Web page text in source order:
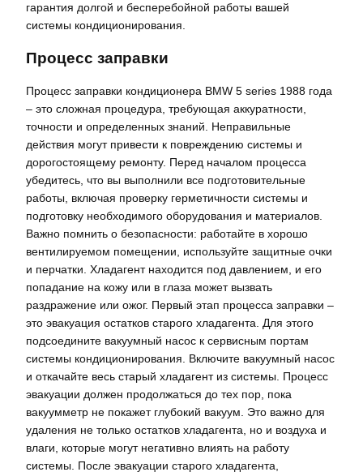
гарантия долгой и бесперебойной работы вашей
системы кондиционирования.
Процесс заправки
Процесс заправки кондиционера BMW 5 series 1988 года
– это сложная процедура, требующая аккуратности,
точности и определенных знаний. Неправильные
действия могут привести к повреждению системы и
дорогостоящему ремонту. Перед началом процесса
убедитесь, что вы выполнили все подготовительные
работы, включая проверку герметичности системы и
подготовку необходимого оборудования и материалов.
Важно помнить о безопасности: работайте в хорошо
вентилируемом помещении, используйте защитные очки
и перчатки. Хладагент находится под давлением, и его
попадание на кожу или в глаза может вызвать
раздражение или ожог. Первый этап процесса заправки –
это эвакуация остатков старого хладагента. Для этого
подсоедините вакуумный насос к сервисным портам
системы кондиционирования. Включите вакуумный насос
и откачайте весь старый хладагент из системы. Процесс
эвакуации должен продолжаться до тех пор, пока
вакуумметр не покажет глубокий вакуум. Это важно для
удаления не только остатков хладагента, но и воздуха и
влаги, которые могут негативно влиять на работу
системы. После эвакуации старого хладагента,